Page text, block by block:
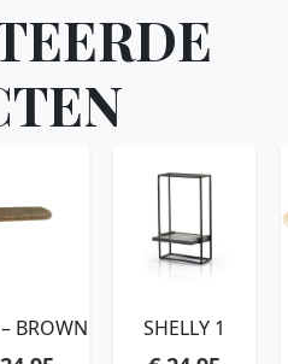
BROWN SHELLY 1